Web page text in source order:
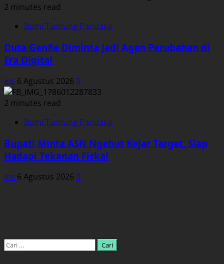
2 minutes read
Bumi Tuntung Pandang
Duta GenRe Diminta Jadi Agen Perubahan di
Era Digital
Ins 6 Agustus 2026 0
2 minutes read
Bumi Tuntung Pandang
Bupati Minta ASN Ngebut Kejar Target, Siap
Hadapi Tekanan Fiskal
Ins 6 Agustus 2026 0
Cari